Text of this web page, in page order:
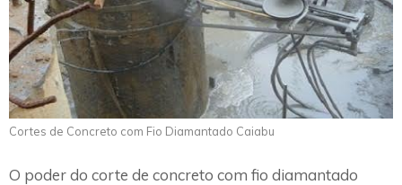
Cortes de Concreto com Fio Diamantado Caiabu
O poder do corte de concreto com fio diamantado